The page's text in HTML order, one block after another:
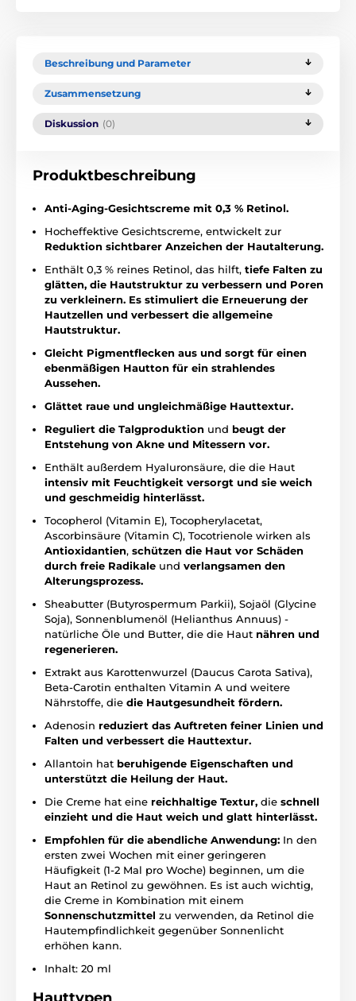
Beschreibung und Parameter
Zusammensetzung
Diskussion (0)
Produktbeschreibung
Anti-Aging-Gesichtscreme mit 0,3 % Retinol.
Hocheffektive Gesichtscreme, entwickelt zur
Reduktion sichtbarer Anzeichen der Hautalterung.
Enthält 0,3 % reines Retinol, das hilft, tiefe Falten zu
glätten, die Hautstruktur zu verbessern und Poren
zu verkleinern. Es stimuliert die Erneuerung der
Hautzellen und verbessert die allgemeine
Hautstruktur.
Gleicht Pigmentflecken aus und sorgt für einen
ebenmäßigen Hautton für ein strahlendes
Aussehen.
Glättet raue und ungleichmäßige Hauttextur.
Reguliert die Talgproduktion und beugt der
Entstehung von Akne und Mitessern vor.
Enthält außerdem Hyaluronsäure, die die Haut
intensiv mit Feuchtigkeit versorgt und sie weich
und geschmeidig hinterlässt.
Tocopherol (Vitamin E), Tocopherylacetat,
Ascorbinsäure (Vitamin C), Tocotrienole wirken als
Antioxidantien, schützen die Haut vor Schäden
durch freie Radikale und verlangsamen den
Alterungsprozess.
Sheabutter (Butyrospermum Parkii), Sojaöl (Glycine
Soja), Sonnenblumenöl (Helianthus Annuus) -
natürliche Öle und Butter, die die Haut nähren und
regenerieren.
Extrakt aus Karottenwurzel (Daucus Carota Sativa),
Beta-Carotin enthalten Vitamin A und weitere
Nährstoffe, die die Hautgesundheit fördern.
Adenosin reduziert das Auftreten feiner Linien und
Falten und verbessert die Hauttextur.
Allantoin hat beruhigende Eigenschaften und
unterstützt die Heilung der Haut.
Die Creme hat eine reichhaltige Textur, die schnell
einzieht und die Haut weich und glatt hinterlässt.
Empfohlen für die abendliche Anwendung: In den
ersten zwei Wochen mit einer geringeren
Häufigkeit (1-2 Mal pro Woche) beginnen, um die
Haut an Retinol zu gewöhnen. Es ist auch wichtig,
die Creme in Kombination mit einem
Sonnenschutzmittel zu verwenden, da Retinol die
Hautempfindlichkeit gegenüber Sonnenlicht
erhöhen kann.
Inhalt: 20 ml